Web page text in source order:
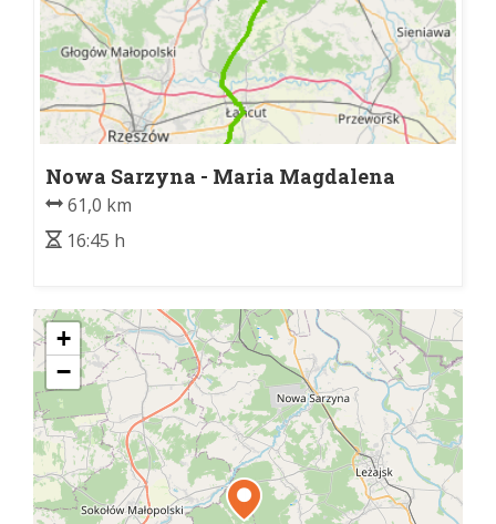
Nowa Sarzyna - Maria Magdalena
61,0 km
16:45 h
+
−